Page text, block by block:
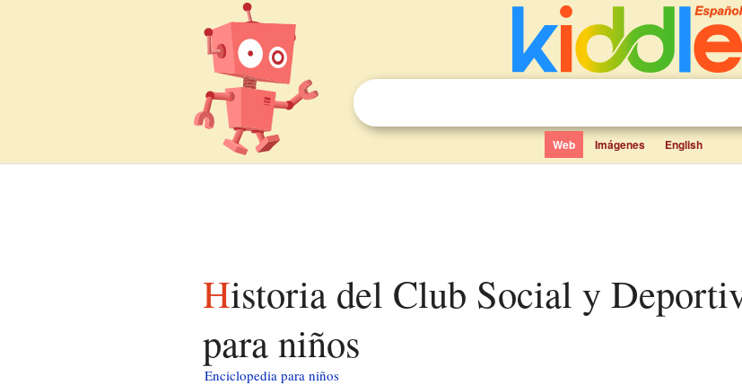
Web Imágenes English
Historia del Club Social y Deportivo Colo-Colo
para niños
Enciclopedia para niños